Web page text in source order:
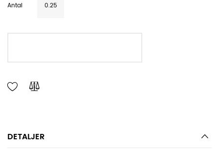
Antal
DETALJER